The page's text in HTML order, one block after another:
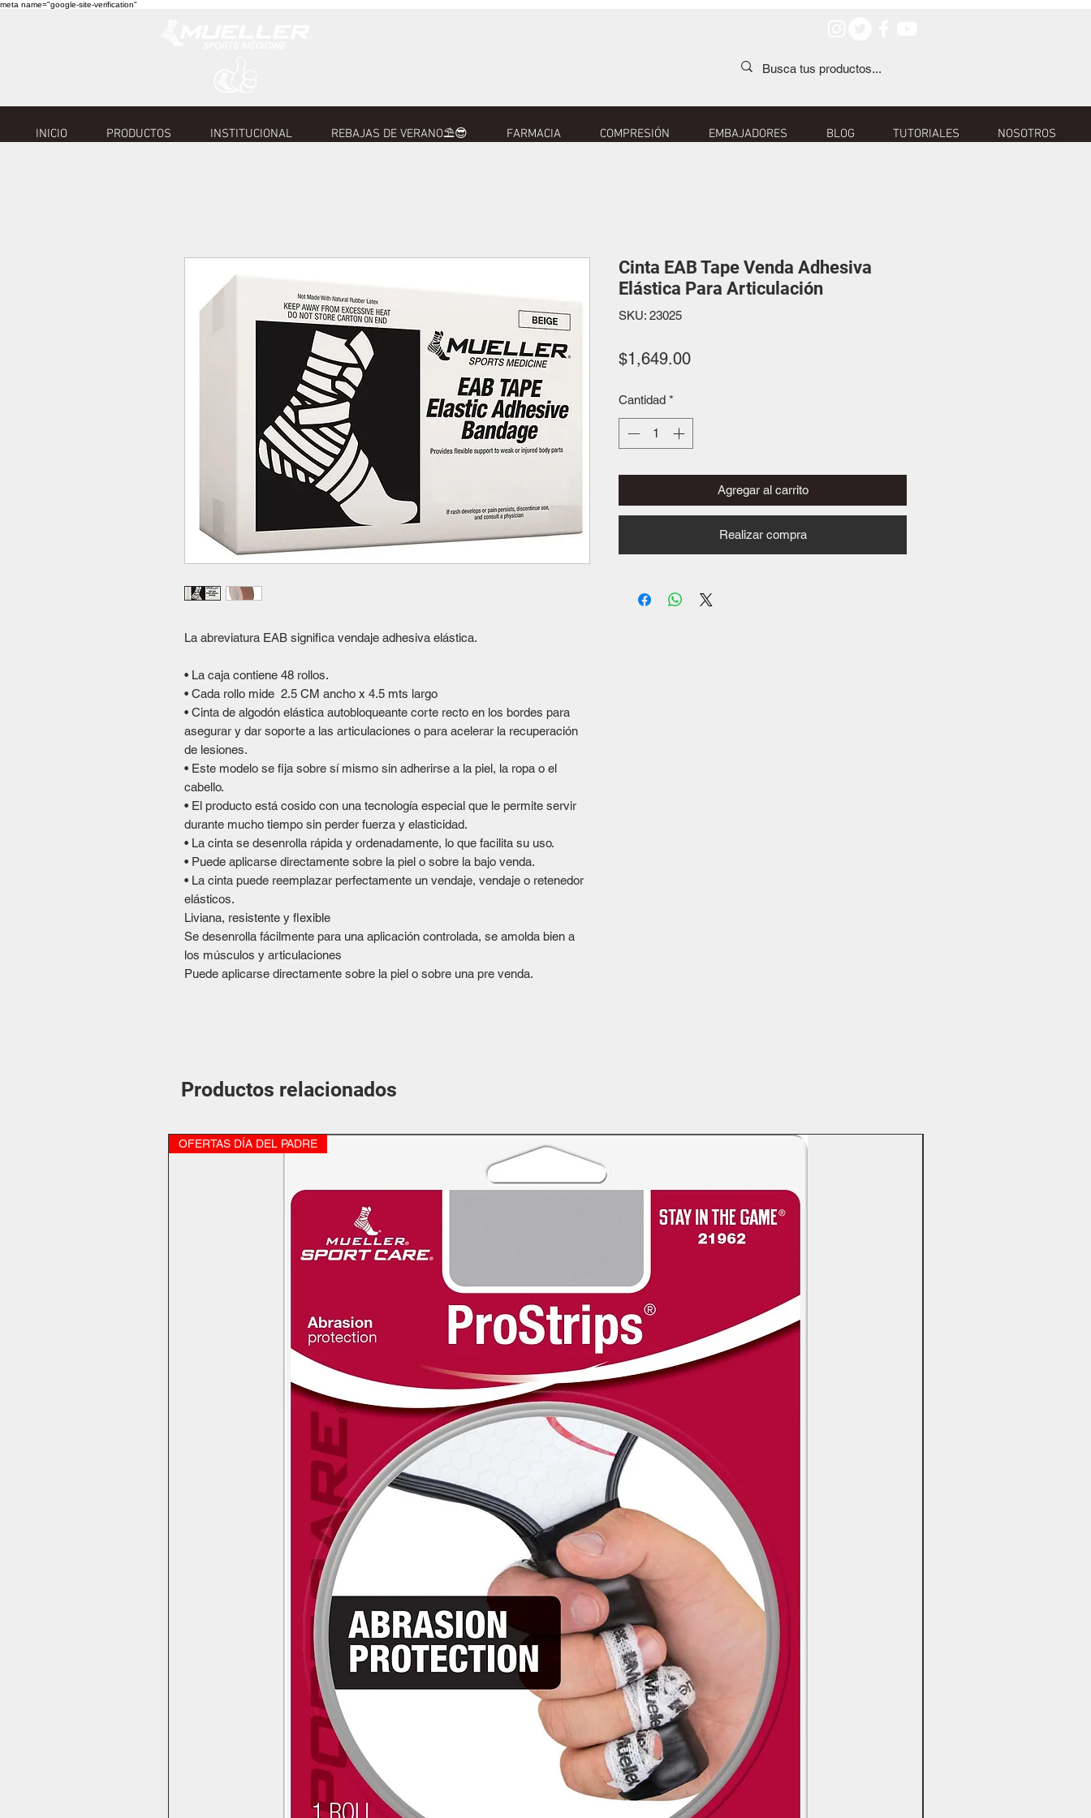
meta name="google-site-verification"
INICIO PRODUCTOS INSTITUCIONAL REBAJAS DE VERANO⛱️😎 FARMACIA COMPRESIÓN EMBAJADORES BLOG TUTORIALES NOSOTROS
La abreviatura EAB significa vendaje adhesiva elástica.
• La caja contiene 48 rollos.
• Cada rollo mide 2.5 CM ancho х 4.5 mts largo
• Cinta de algodón elástica autobloqueante corte recto en los bordes para
asegurar y dar soporte a las articulaciones o para acelerar la recuperación
de lesiones.
• Este modelo se fija sobre sí mismo sin adherirse a la piel, la ropa o el
cabello.
• El producto está cosido con una tecnología especial que le permite servir
durante mucho tiempo sin perder fuerza y ​​elasticidad.
• La cinta se desenrolla rápida y ordenadamente, lo que facilita su uso.
• Puede aplicarse directamente sobre la piel o sobre la bajo venda.
• La cinta puede reemplazar perfectamente un vendaje, vendaje o retenedor
elásticos.
Liviana, resistente y flexible
Se desenrolla fácilmente para una aplicación controlada, se amolda bien a
los músculos y articulaciones
Puede aplicarse directamente sobre la piel o sobre una pre venda.
Cinta EAB Tape Venda Adhesiva
Elástica Para Articulación
SKU: 23025
$1,649.00Precio
Cantidad *
Agregar al carrito
Realizar compra
Productos relacionados
OFERTAS DÍA DEL PADRE